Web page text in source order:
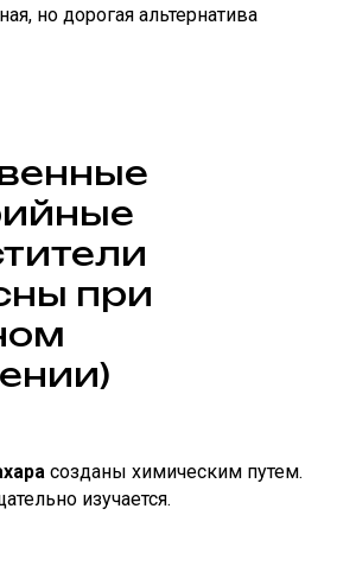
но дорогая альтернатива
при
созданы химическим путем.
изучается.